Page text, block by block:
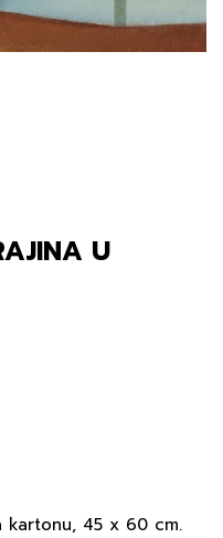
U
kartonu, 45 x 60 cm.